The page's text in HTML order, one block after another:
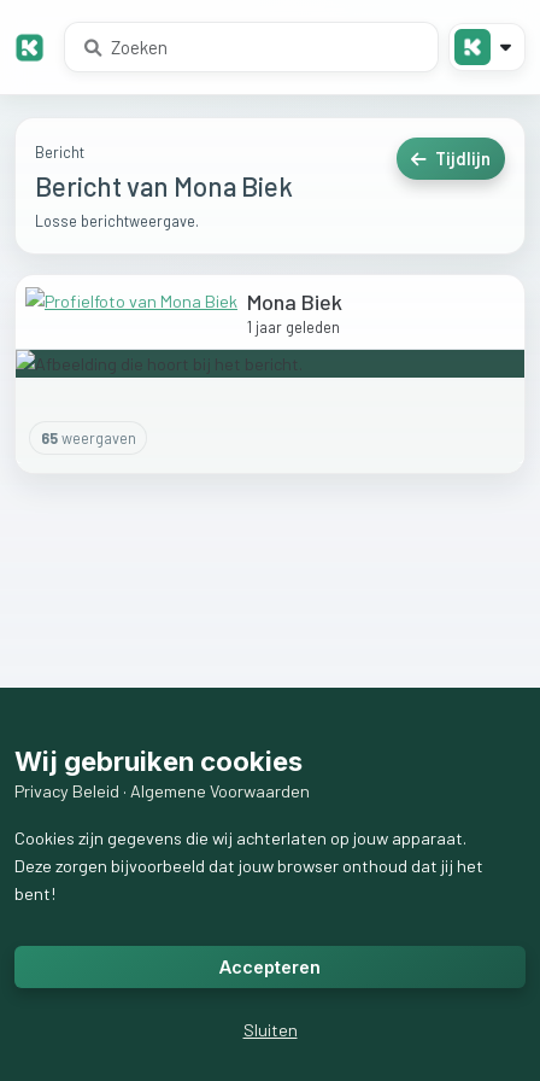
Bericht
Bericht van Mona Biek
Losse berichtweergave.
Tijdlijn
Mona Biek
1 jaar geleden
65weergaven
Wij gebruiken cookies
Privacy Beleid · Algemene Voorwaarden
Cookies zijn gegevens die wij achterlaten op jouw apparaat.
Deze zorgen bijvoorbeeld dat jouw browser onthoud dat jij het
bent!
Accepteren
Sluiten